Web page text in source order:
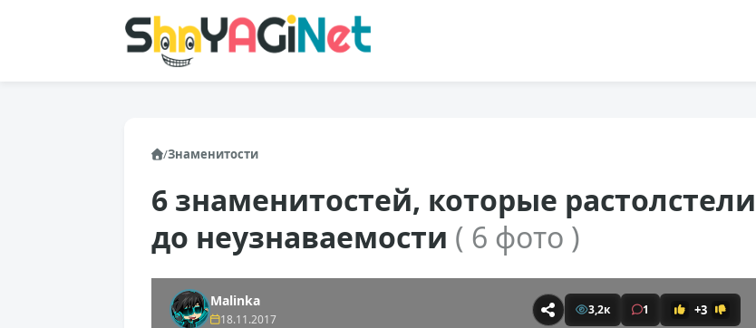
/Знаменитости
6 знаменитостей, которые растолстели
до неузнаваемости ( 6 фото )
Malinka
18.11.2017
3,2к 1 +3